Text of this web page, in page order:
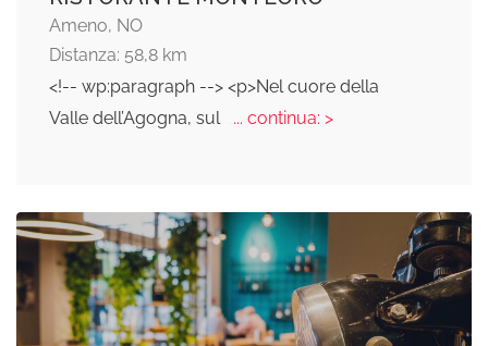
Ameno, NO
Distanza: 58,8 km
<!-- wp:paragraph --> <p>Nel cuore della
Valle dell’Agogna, sul
... continua: >